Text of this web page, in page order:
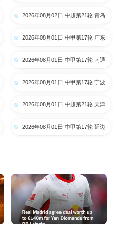
2026年08月02日 中超第21轮 青岛
2026年08月01日 中甲第17轮 广东
2026年08月01日 中甲第17轮 南通
2026年08月01日 中甲第17轮 宁波
2026年08月01日 中超第21轮 天津
2026年08月01日 中甲第17轮 延边